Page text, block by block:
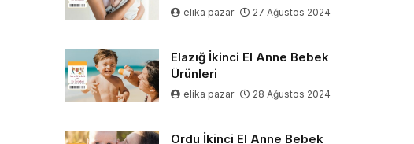
elika pazar 27 Ağustos 2024
Elazığ İkinci El Anne Bebek
Ürünleri
elika pazar 28 Ağustos 2024
Ordu İkinci El Anne Bebek